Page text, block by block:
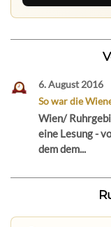
6. August 2016
So war die
Wien/
eine Lesung -
dem dem...